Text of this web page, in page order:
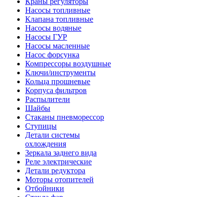
Насосы топливные
Клапана топливные
Насосы водяные
Насосы ГУР
Насосы масленные
Насос форсунка
Компрессоры воздушные
Ключи/инструменты
Кольца прошневые
Корпуса фильтров
Распылители
Шайбы
Стаканы пневморессор
Ступицы
Детали системы
охлождения
Зеркала заднего вида
Реле электрические
Детали редуктора
Моторы отопителей
Отбойники